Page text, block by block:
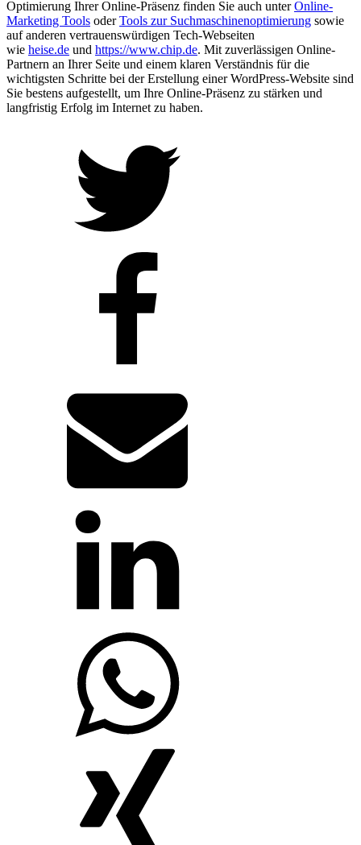
Optimierung Ihrer Online-Präsenz finden Sie auch unterOnline-
Marketing Tools oderTools zur Suchmaschinenoptimierung sowie
auf anderen vertrauenswürdigen Tech-Webseiten
wie heise.de und https://www.chip.de. Mit zuverlässigen Online-
Partnern an Ihrer Seite und einem klaren Verständnis für die
wichtigsten Schritte bei der Erstellung einer WordPress-Website sind
Sie bestens aufgestellt, um Ihre Online-Präsenz zu stärken und
langfristig Erfolg im Internet zu haben.